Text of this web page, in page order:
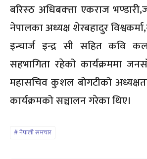
बरिस्ठ अधिबक्त्ता एकराज
नेपालका अध्यक्ष शेरबहादुर
इन्चार्ज इन्द्र सी सहित कवि
सहभागिता रहेको कार्यक्रममा
महासचिव कुशल बोगटीको
कार्यक्रमको सञ्चालन गरेका थिए।
नेपाली समचार